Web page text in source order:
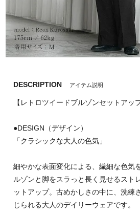
DESCRIPTION アイテム説明
【レトロツイードブルゾンセットアップ
●DESIGN（デザイン）
「クラシックな大人の色気」
細やかな表面変化による、繊細な色気
ルゾンと脚をスラっと長く見せるスト
ットアップ。古めかしさの中に、洗練
じられる大人のデイリーウェアです。